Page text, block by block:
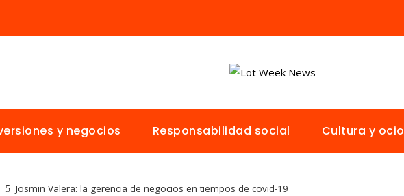
y negocios Responsabilidad social Cultura y ocio
Josmin Valera: la gerencia de negocios en tiempos de covid-19